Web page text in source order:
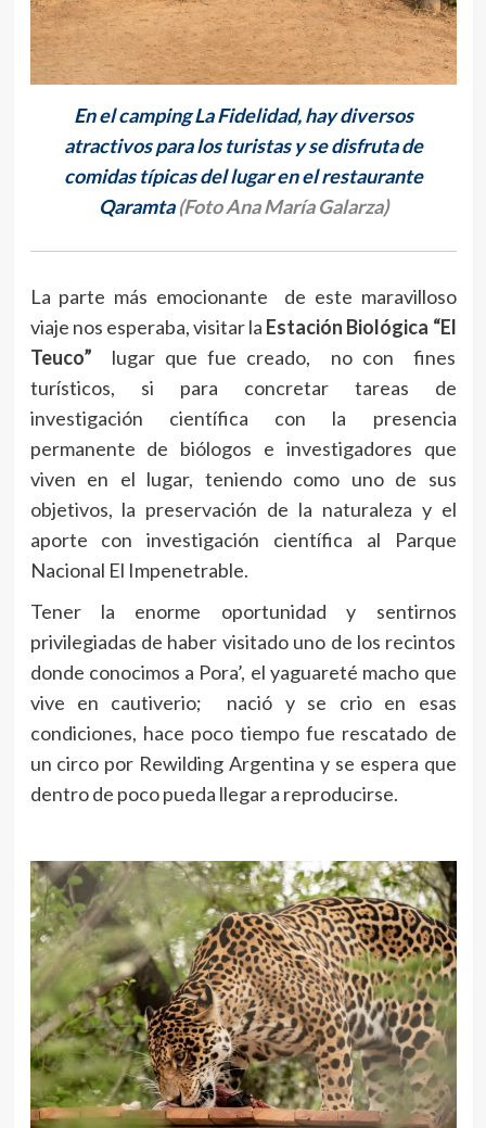
En el camping La Fidelidad, hay diversos
atractivos para los turistas y se disfruta de
comidas típicas del lugar en el restaurante
Qaramta (Foto Ana María Galarza)
La parte más emocionante de este maravilloso
viaje nos esperaba, visitar la Estación Biológica “El
Teuco” lugar que fue creado, no con fines
turísticos, si para concretar tareas de
investigación científica con la presencia
permanente de biólogos e investigadores que
viven en el lugar, teniendo como uno de sus
objetivos, la preservación de la naturaleza y el
aporte con investigación científica al Parque
Nacional El Impenetrable.
Tener la enorme oportunidad y sentirnos
privilegiadas de haber visitado uno de los recintos
donde conocimos a Pora’, el yaguareté macho que
vive en cautiverio; nació y se crio en esas
condiciones, hace poco tiempo fue rescatado de
un circo por Rewilding Argentina y se espera que
dentro de poco pueda llegar a reproducirse.